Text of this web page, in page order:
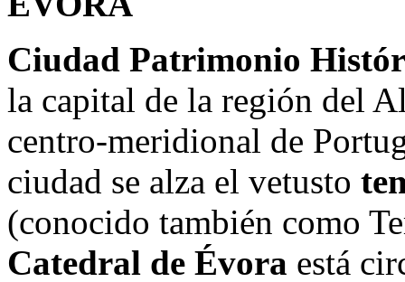
Ciudad Patrimonio
la capital de la región del
centro-meridional de
ciudad se alza el vetusto
(conocido también como
Catedral de Évora está